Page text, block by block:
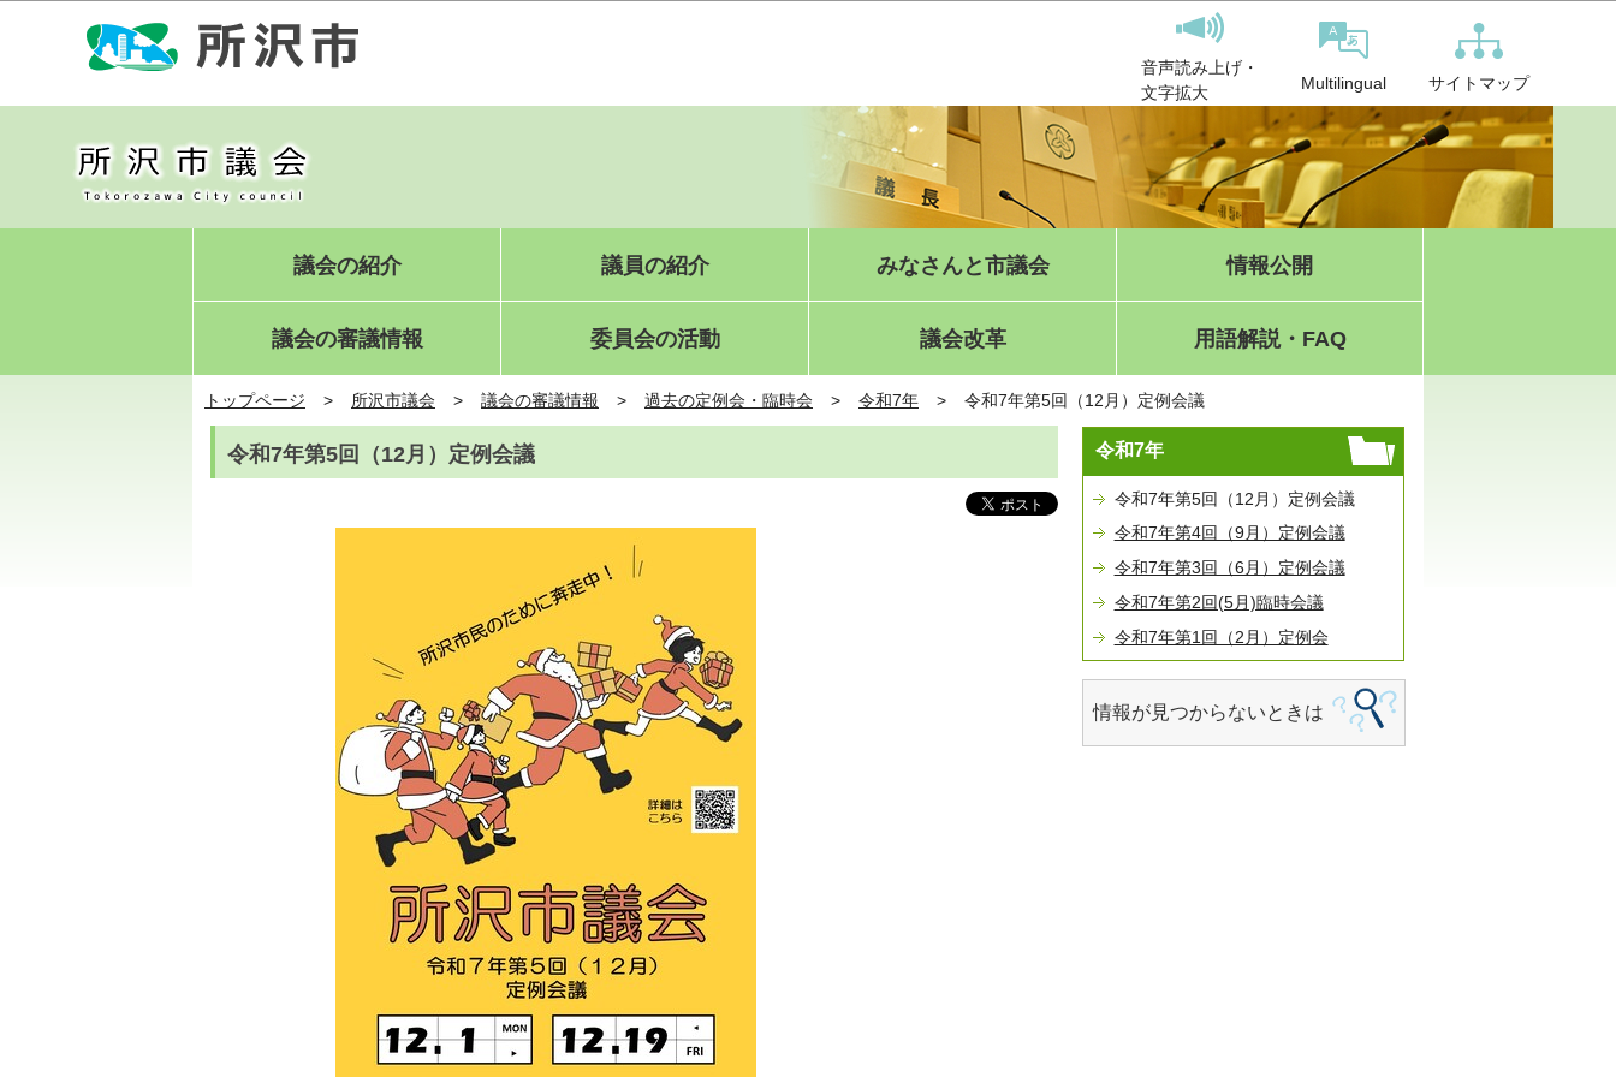
音声読み上げ・
文字拡大
Multilingual サイトマップ
議会の紹介 議員の紹介 みなさんと市議会 情報公開
議会の審議情報 委員会の活動 議会改革 用語解説・FAQ
トップページ 所沢市議会 議会の審議情報 過去の定例会・臨時会 令和7年 令和7年第5回（12月）定例会議
令和7年第5回（12月）定例会議 令和7年
令和7年第5回（12月）定例会議
令和7年第4回（9月）定例会議
令和7年第3回（6月）定例会議
令和7年第2回(5月)臨時会議
令和7年第1回（2月）定例会
情報が見つからないときは